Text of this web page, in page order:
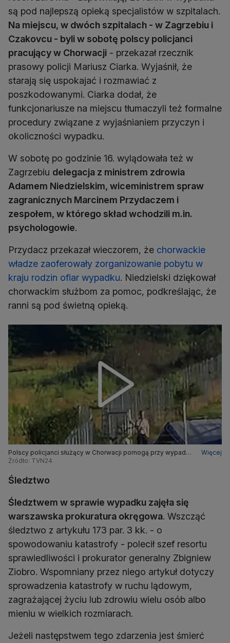
są pod najlepszą opieką specjalistów w szpitalach.
Na miejscu, w dwóch szpitalach - w Zagrzebiu i
Czakovcu - byli w sobotę polscy policjanci
pracujący w Chorwacji - przekazał rzecznik
prasowy policji Mariusz Ciarka. Wyjaśnił, że
starają się uspokajać i rozmawiać z
poszkodowanymi. Ciarka dodał, że
funkcjonariusze na miejscu tłumaczyli też formalne
procedury związane z wyjaśnianiem przyczyn i
okoliczności wypadku.
W sobotę po godzinie 16. wylądowała też w
Zagrzebiu delegacja z ministrem zdrowia
Adamem Niedzielskim, wiceministrem spraw
zagranicznych Marcinem Przydaczem i
zespołem, w którego skład wchodzili m.in.
psychologowie.
Przydacz przekazał wieczorem, że chorwackie
władze zaoferowały zorganizowanie pobytu w
kraju rodzin ofiar wypadku. Niedzielski dziękował
chorwackim służbom za pomoc, podkreślając, że
ranni są pod świetną opieką.
Polscy policjanci służący w Chorwacji pomogą przy wypadku
autokaru z Polakami. Mariusz Ciarka o działaniach
Więcej
Źródło: TVN24
Śledztwo
Śledztwem w sprawie wypadku zajęła się
warszawska prokuratura okręgowa. Wszcząć
śledztwo z artykułu 173 par. 3 kk. - o
spowodowaniu katastrofy - polecił szef resortu
sprawiedliwości i prokurator generalny Zbigniew
Ziobro. Wspomniany przez niego artykuł dotyczy
sprowadzenia katastrofy w ruchu lądowym,
zagrażającej życiu lub zdrowiu wielu osób albo
mieniu w wielkich rozmiarach.
Jeżeli następstwem tego zdarzenia jest śmierć